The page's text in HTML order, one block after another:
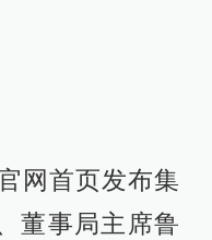
网首页发布集
董事局主席鲁